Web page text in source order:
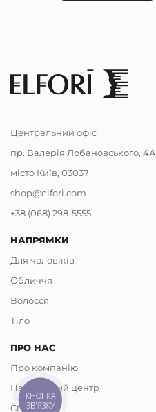
Центральний офіс
пр. Валерія Лобановського, 4А
місто Київ, 03037
shop@elfori.com
+38 (068) 298-5555
НАПРЯМКИ
Для чоловіків
Обличчя
Волосся
Тіло
ПРО НАС
Про компанію
Навчальний центр
Співпраця
КНОПКА
ЗВ'ЯЗКУ